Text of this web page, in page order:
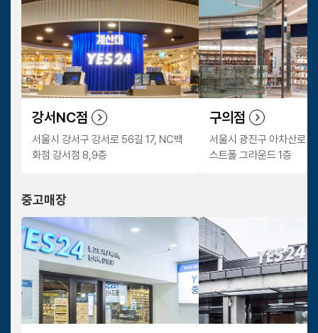
강서NC점
서울시 강서구 강서로 56길 17, NC백
화점 강서점 8,9층
구의점
서울시 광진구 아차산로
스트폴 그라운드 1층
중고매장